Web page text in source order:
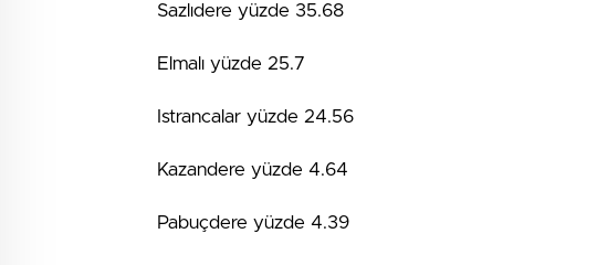
Sazlıdere yüzde 35.68
Elmalı yüzde 25.7
Istrancalar yüzde 24.56
Kazandere yüzde 4.64
Pabuçdere yüzde 4.39